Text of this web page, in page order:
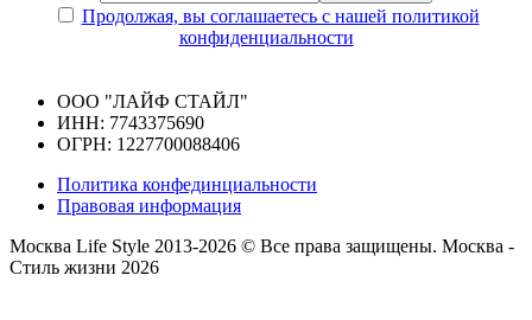
Продолжая, вы соглашаетесь с нашей политикой
конфиденциальности
ООО "ЛАЙФ СТАЙЛ"
ИНН: 7743375690
ОГРН: 1227700088406
Политика конфединциальности
Правовая информация
Москва Life Style 2013-2026 © Все права защищены. Москва -
Стиль жизни 2026